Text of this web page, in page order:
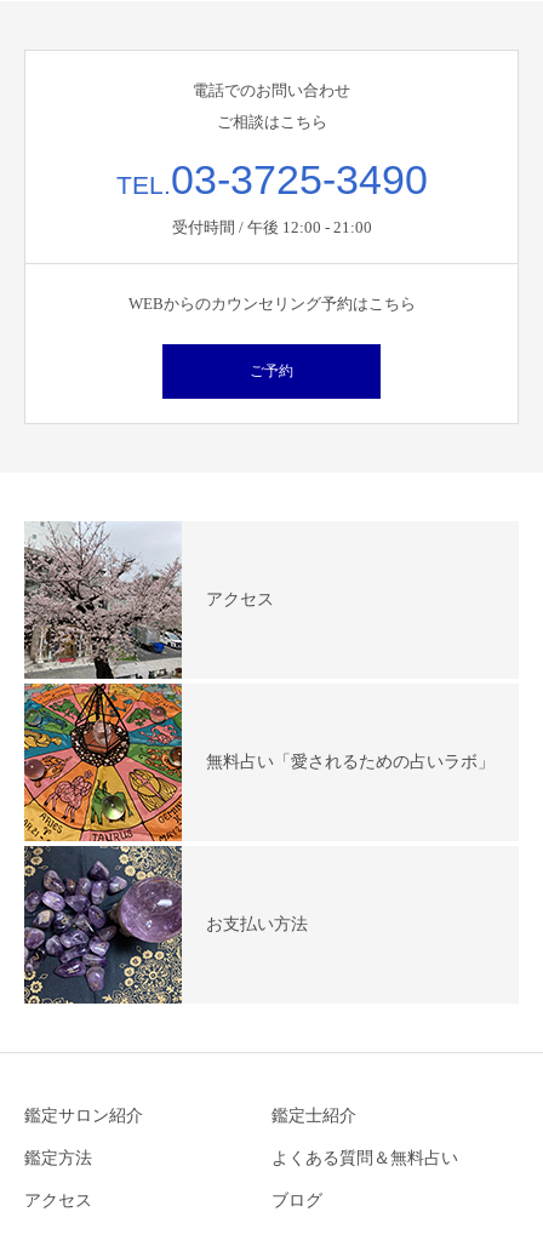
電話でのお問い合わせ
ご相談はこちら
TEL.03-3725-3490
受付時間 / 午後 12:00 - 21:00
WEBからのカウンセリング予約はこちら
ご予約
アクセス
無料占い「愛されるための占いラボ」
お支払い方法
鑑定サロン紹介 鑑定士紹介
鑑定方法 よくある質問＆無料占い
アクセス ブログ